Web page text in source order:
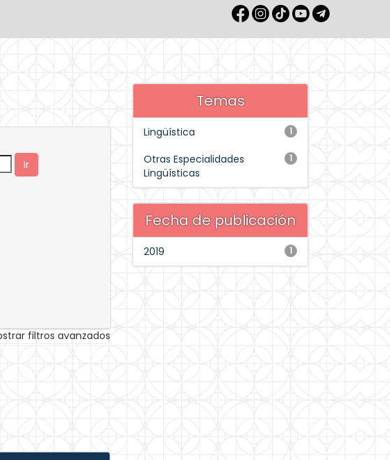
filtros avanzados
Temas
1
Lingüística
1
Otras Especialidades
Lingüísticas
Fecha de publicación
1
2019